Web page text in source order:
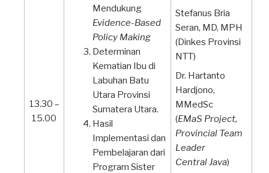
13.30 –
15.00
Mendukung
Evidence-Based
Policy Making
Determinan
Kematian Ibu di
Labuhan Batu
Utara Provinsi
Sumatera Utara.
Hasil
Implementasi dan
Pembelajaran dari
Program Sister
Stefanus Bria
Seran, MD, MPH
(Dinkes Provinsi
NTT)
Dr. Hartanto
Hardjono,
MMedSc
(EMaS Project,
Provincial Team
Leader
Central Java)